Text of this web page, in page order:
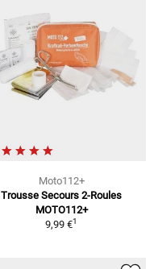
Moto112+
Trousse Secours 2-Roules
MOTO112+
9,99 €1